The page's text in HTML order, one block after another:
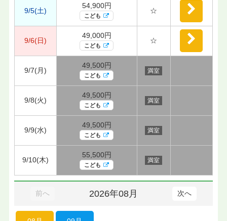
9/5(土)
54,900円
こども
☆
9/6(日)
49,000円
こども
☆
9/7(月)
49,500円
こども
満室
9/8(火)
49,500円
こども
満室
9/9(水)
49,500円
こども
満室
9/10(木)
55,500円
こども
満室
前へ 2026年08月 次へ